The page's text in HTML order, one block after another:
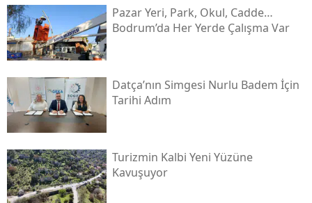
Pazar Yeri, Park, Okul, Cadde…
Bodrum’da Her Yerde Çalışma Var
Datça’nın Simgesi Nurlu Badem İçin
Tarihi Adım
Turizmin Kalbi Yeni Yüzüne
Kavuşuyor